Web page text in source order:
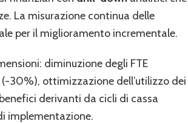
La misurazione continua delle
per il miglioramento incrementale.
diminuzione degli FTE
30%), ottimizzazione dell’utilizzo dei
derivanti da cicli di cassa
implementazione.